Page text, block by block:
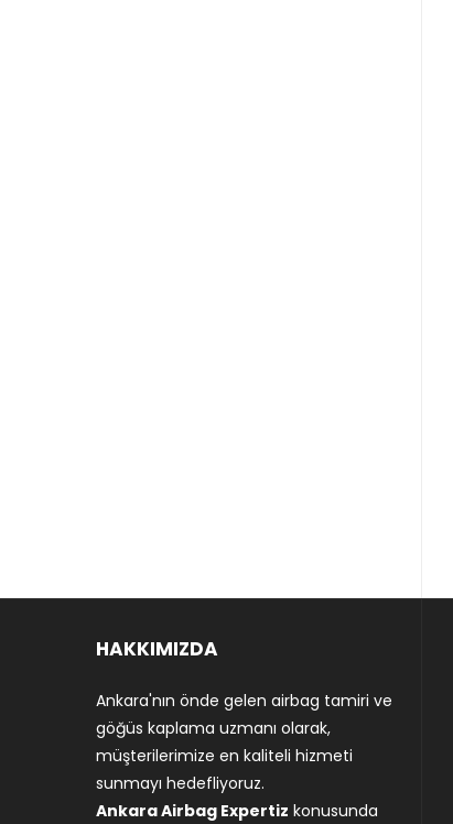
HAKKIMIZDA
Ankara'nın önde gelen airbag tamiri ve
göğüs kaplama uzmanı olarak,
müşterilerimize en kaliteli hizmeti
sunmayı hedefliyoruz.
Ankara Airbag Expertiz konusunda